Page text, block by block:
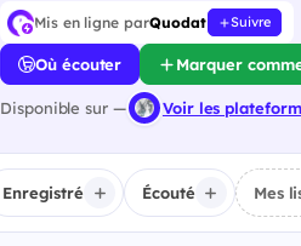
Mis en ligne parQuodat Suivre
Où écouter Marquer
Disponible sur — Voir les
Enregistré Écouté Mes